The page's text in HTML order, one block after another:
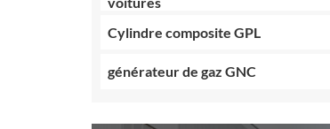
Cylindre composite GPL
générateur de gaz GNC